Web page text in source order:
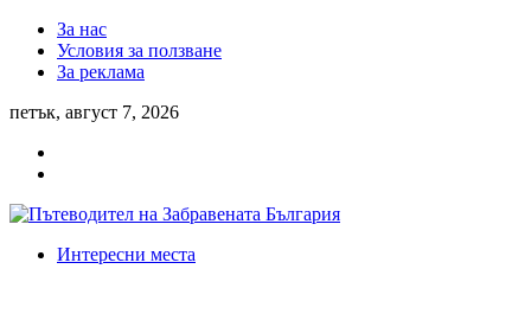
За нас
Условия за ползване
За реклама
петък, август 7, 2026
Интересни места